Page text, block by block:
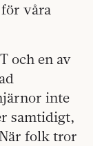
våra
och en av
inte
samtidigt,
folk tror